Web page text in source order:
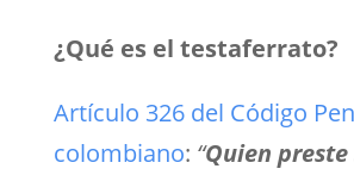
¿Qué es el testaferrato?
Artículo 326 del Código
colombiano: “Quien